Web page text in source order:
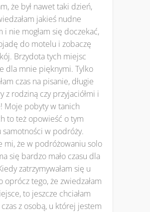
że był nawet taki dzień,
jakieś nudne
i nie mogłam się doczekać,
do motelu i zobaczę
Brzydota tych miejsc
dla mnie pięknymi. Tylko
czas na pisanie, długie
z rodziną czy przyjaciółmi i
Moje pobyty w tanich
to też opowieść o tym
samotności w podróży.
mi, że w podróżowaniu solo
się bardzo mało czasu dla
zatrzymywałam się u
oprócz tego, że zwiedzałam
to jeszcze chciałam
z osobą, u której jestem